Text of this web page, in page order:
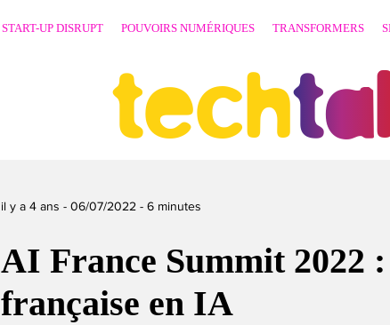
START-UP DISRUPT POUVOIRS NUMÉRIQUES TRANSFORMERS
il y a 4 ans - 06/07/2022 - 6 minutes
AI France Summit 2022 :
française en IA